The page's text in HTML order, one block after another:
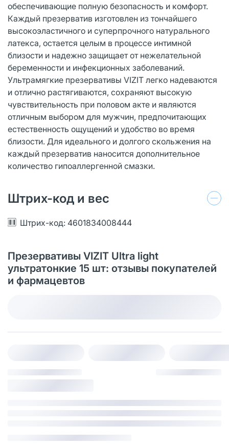
обеспечивающие полную безопасность и комфорт.
Каждый презерватив изготовлен из тончайшего
высокоэластичного и суперпрочного натурального
латекса, остается целым в процессе интимной
близости и надежно защищает от нежелательной
беременности и инфекционных заболеваний.
Ультрамягкие презервативы VIZIT легко надеваются
и отлично растягиваются, сохраняют высокую
чувствительность при половом акте и являются
отличным выбором для мужчин, предпочитающих
естественность ощущений и удобство во время
близости. Для идеального и долгого скольжения на
каждый презерватив наносится дополнительное
количество гипоаллергенной смазки.
Штрих-код и вес
Штрих-код: 4601834008444
Презервативы VIZIT Ultra light
ультратонкие 15 шт: отзывы покупателей
и фармацевтов